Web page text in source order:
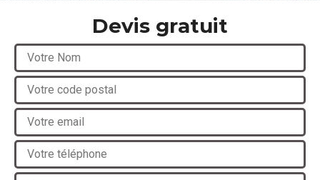
Devis gratuit